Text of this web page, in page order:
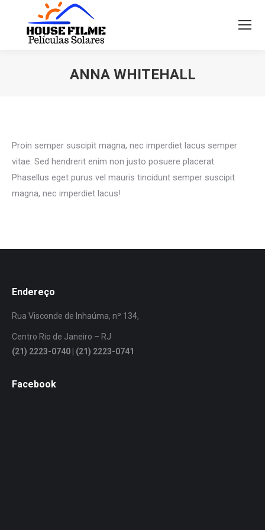
ANNA WHITEHALL
Proin semper suscipit magna, nec imperdiet lacus semper
vitae. Sed hendrerit enim non justo posuere placerat.
Phasellus eget purus vel mauris tincidunt semper suscipit
magna, nec imperdiet lacus!
Endereço
Rua Visconde de Inhaúma, nº 134,
Centro Rio de Janeiro – RJ
(21) 2223-0740 | (21) 2223-0741
Facebook